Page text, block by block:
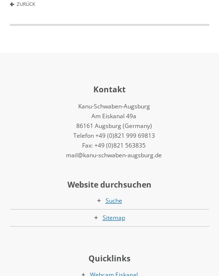
ZURÜCK
Kontakt
Kanu-Schwaben-Augsburg
Am Eiskanal 49a
86161 Augsburg (Germany)
Telefon +49 (0)821 999 69813
Fax: +49 (0)821 563835
mail@kanu-schwaben-augsburg.de
Website durchsuchen
Suche
Sitemap
Quicklinks